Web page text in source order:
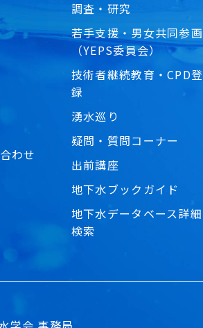
わせ
調査・研究
若手支援・男女共同参画
（YEPS委員会）
技術者継続教育・CPD登
録
湧水巡り
疑問・質問コーナー
出前講座
地下水ブックガイド
地下水データベース詳細
検索